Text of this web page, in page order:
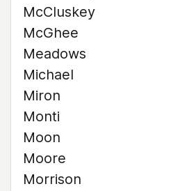
McCluskey
McGhee
Meadows
Michael
Miron
Monti
Moon
Moore
Morrison